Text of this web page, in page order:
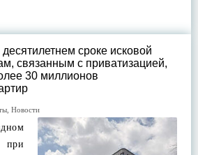
сроке исковой
связанным с приватизацией,
30 миллионов
Новости
при